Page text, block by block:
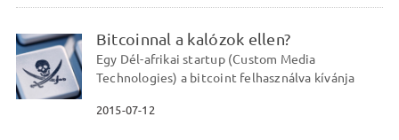
Bitcoinnal a kalózok ellen?
Egy Dél-afrikai startup (Custom Media
Technologies) a bitcoint felhasználva kívánja
2015-07-12